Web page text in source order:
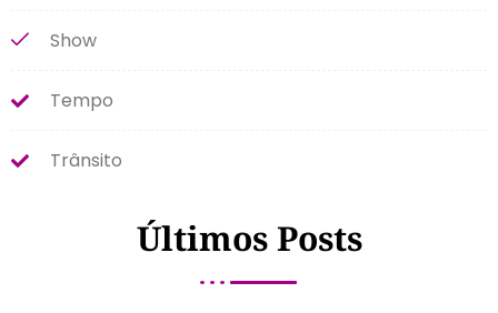
Show
Tempo
Trânsito
Últimos Posts